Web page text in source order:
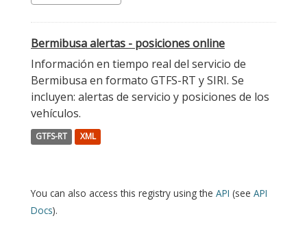
Bermibusa alertas - posiciones online
Información en tiempo real del servicio de
Bermibusa en formato GTFS-RT y SIRI. Se
incluyen: alertas de servicio y posiciones de los
vehículos.
GTFS-RT XML
You can also access this registry using the API (see API
Docs).